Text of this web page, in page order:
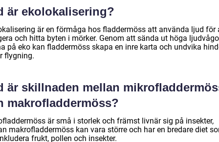
är ekolokalisering?
är en förmåga hos fladdermöss att använda ljud för
och hitta byten i mörker. Genom att sända ut höga
på eko kan fladdermöss skapa en inre karta och undvika
flygning.
är skillnaden mellan
makrofladdermöss?
är små i storlek och främst livnär sig på insekter,
makrofladdermöss kan vara större och har en bredare diet
frukt, pollen och insekter.